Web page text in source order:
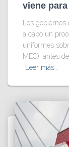
viene para
Los gobiernos
a cabo un
uniformes
MEC), antes
Leer más…